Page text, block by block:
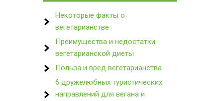
Некоторые факты о
вегетарианстве
Преимущества и недостатки
вегетарианской диеты
Польза и вред вегетарианства
6 дружелюбных туристических
направлений для вегана и